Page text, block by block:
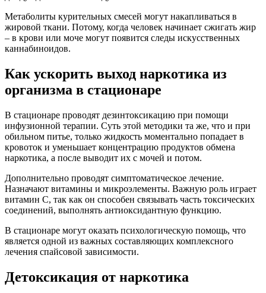
Метаболиты курительных смесей могут накапливаться в
жировой ткани. Потому, когда человек начинает сжигать жир
– в крови или моче могут появится следы искусственных
каннабиноидов.
Как ускорить выход наркотика из
организма в стационаре
В стационаре проводят дезинтоксикацию при помощи
инфузионной терапии. Суть этой методики та же, что и при
обильном питье, только жидкость моментально попадает в
кровоток и уменьшает концентрацию продуктов обмена
наркотика, а после выводит их с мочей и потом.
Дополнительно проводят симптоматическое лечение.
Назначают витамины и микроэлементы. Важную роль играет
витамин С, так как он способен связывать часть токсических
соединений, выполнять антиоксидантную функцию.
В стационаре могут оказать психологическую помощь, что
является одной из важных составляющих комплексного
лечения спайсовой зависимости.
Детоксикация от наркотика